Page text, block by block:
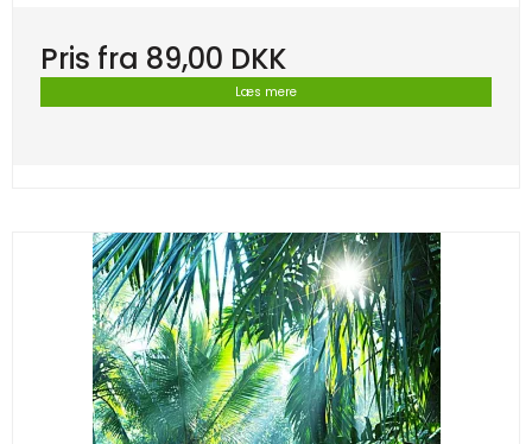
Pris fra 89,00 DKK
Læs mere